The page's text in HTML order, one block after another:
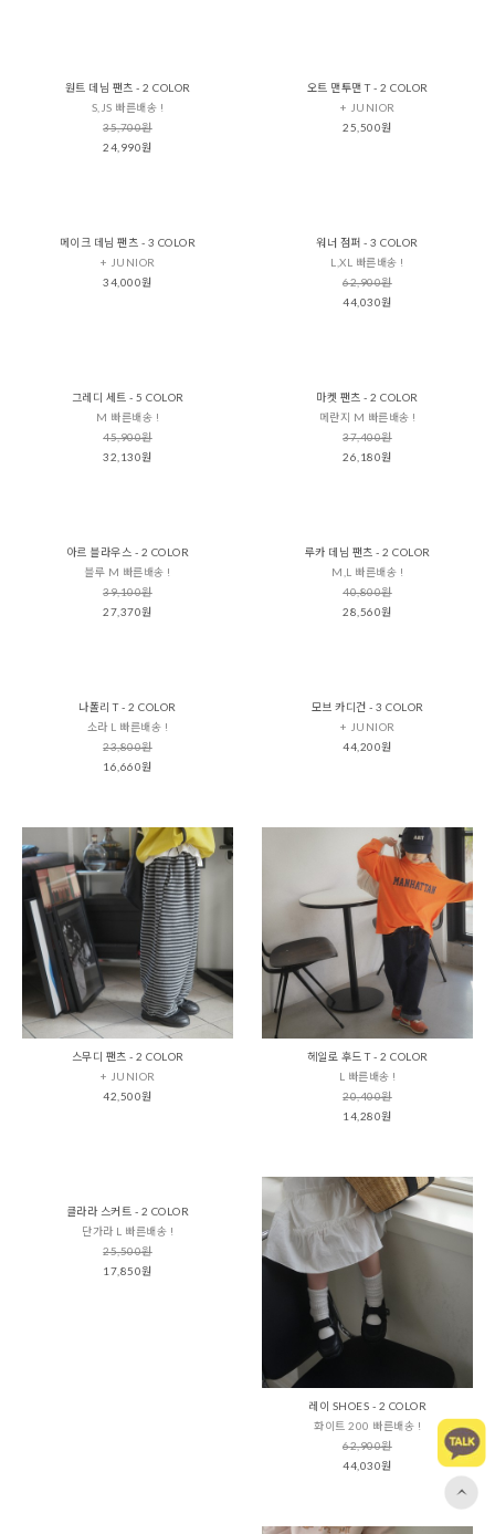
원트 데님 팬츠 - 2 COLOR
S,JS 빠른배송 !
35,700원
24,990원
오트 맨투맨 T - 2 COLOR
+ JUNIOR
25,500원
메이크 데님 팬츠 - 3 COLOR
+ JUNIOR
34,000원
워너 점퍼 - 3 COLOR
L,XL 빠른배송 !
62,900원
44,030원
그레디 세트 - 5 COLOR
M 빠른배송 !
45,900원
32,130원
마켓 팬츠 - 2 COLOR
메란지 M 빠른배송 !
37,400원
26,180원
아르 블라우스 - 2 COLOR
블루 M 빠른배송 !
39,100원
27,370원
루카 데님 팬츠 - 2 COLOR
M,L 빠른배송 !
40,800원
28,560원
나폴리 T - 2 COLOR
소라 L 빠른배송 !
23,800원
16,660원
모브 카디건 - 3 COLOR
+ JUNIOR
44,200원
스무디 팬츠 - 2 COLOR
+ JUNIOR
42,500원
헤일로 후드 T - 2 COLOR
L 빠른배송 !
20,400원
14,280원
클라라 스커트 - 2 COLOR
단가라 L 빠른배송 !
25,500원
17,850원
레이 SHOES - 2 COLOR
화이트 200 빠른배송 !
62,900원
44,030원